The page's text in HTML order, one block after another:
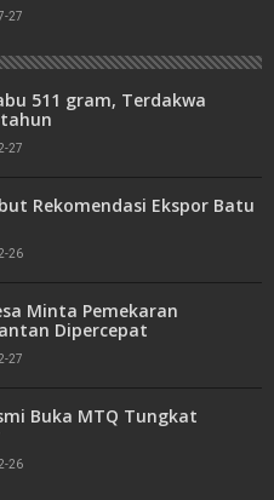
27
511 gram, Terdakwa
27
Rekomendasi Ekspor Batu
26
Minta Pemekaran
Dipercepat
27
Buka MTQ Tungkat
26